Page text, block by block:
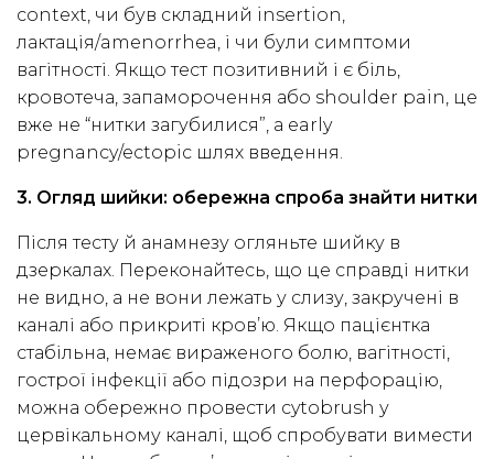
context, чи був складний insertion,
лактація/amenorrhea, і чи були симптоми
вагітності. Якщо тест позитивний і є біль,
кровотеча, запаморочення або shoulder pain, це
вже не “нитки загубилися”, а early
pregnancy/ectopic шлях введення.
3. Огляд шийки: обережна спроба знайти нитки
Після тесту й анамнезу огляньте шийку в
дзеркалах. Переконайтесь, що це справді нитки
не видно, а не вони лежать у слизу, закручені в
каналі або прикриті кров’ю. Якщо пацієнтка
стабільна, немає вираженого болю, вагітності,
гострої інфекції або підозри на перфорацію,
можна обережно провести cytobrush у
цервікальному каналі, щоб спробувати вимести